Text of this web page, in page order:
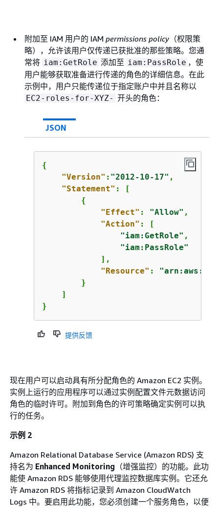
附加至 IAM 用户的 IAM permissions policy （权限策
略），允许该用户仅传递已获批准的那些策略。您通
常将 iam:GetRole 添加至 iam:PassRole ，使
用户能够获取准备进行传递的角色的详细信息。在此
示例中，用户只能传递位于指定账户中并且名称以
EC2-roles-for-XYZ- 开头的角色：
JSON
{
"Version" : "2012-10-17" ,
"Statement" : [
{
"Effect" : "Allow" ,
"Action" : [
"iam:GetRole" ,
"iam:PassRole"
            ],
"Resource" :
        }
    ]
}
提供反馈
现在用户可以启动具有所分配角色的 Amazon EC2 实例。
实例上运行的应用程序可以通过实例配置文件元数据访问
角色的临时许可。附加到角色的许可策略确定实例可以执
行的任务。
示例 2
Amazon Relational Database Service (Amazon RDS) 支
持名为 Enhanced Monitoring （增强监控）的功能。此功
能使 Amazon RDS 能够使用代理监控数据库实例。它还允
许 Amazon RDS 将指标记录到 Amazon CloudWatch
Logs 中。要启用此功能，您必须创建一个服务角色，以便